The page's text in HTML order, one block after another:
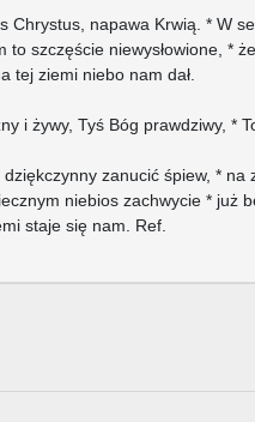
Chrystus, napawa Krwią. * W
to szczęście niewysłowione, *
tej ziemi niebo nam dał.
i żywy, Tyś Bóg prawdziwy, *
zanucić śpiew, * na
niebios zachwycie * już
staje się nam. Ref.